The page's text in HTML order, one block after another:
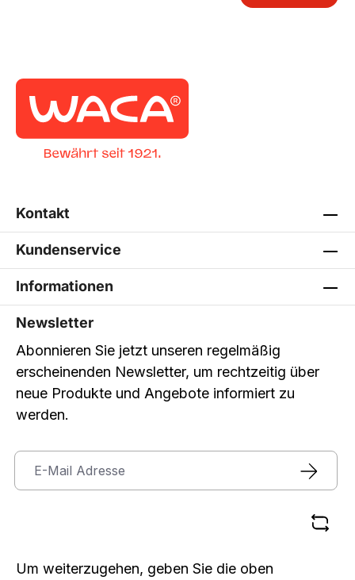
Kontakt
Kundenservice
Informationen
Newsletter
Abonnieren Sie jetzt unseren regelmäßig
erscheinenden Newsletter, um rechtzeitig über
neue Produkte und Angebote informiert zu
werden.
Um weiterzugehen, geben Sie die oben